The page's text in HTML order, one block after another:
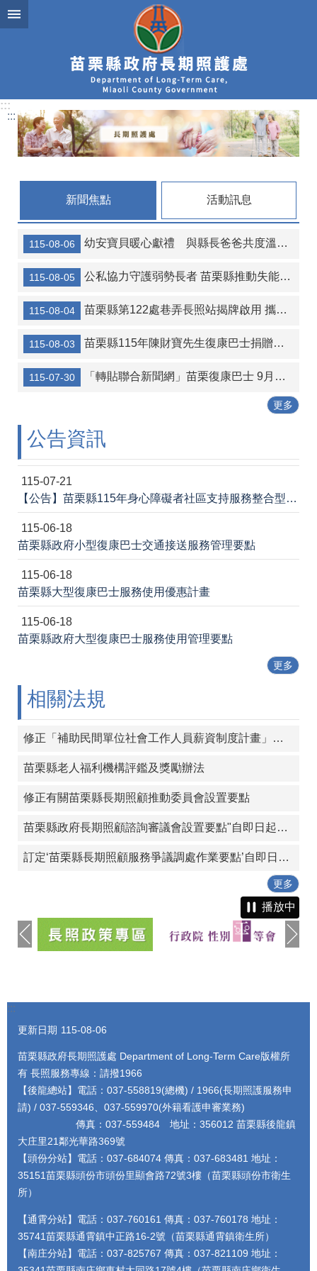
跳到主要內容區塊
:::
:::
新聞焦點 活動訊息
115-08-06 幼安寶貝暖心獻禮 與縣長爸爸共度溫馨父親節
115-08-05 公私協力守護弱勢長者 苗栗縣推動失能安置加碼補助 減輕家庭照顧負擔
115-08-04 苗栗縣第122處巷弄長照站揭牌啟用 攜手打造高齡友善幸福社區
115-08-03 苗栗縣115年陳財寶先生復康巴士捐贈活動
115-07-30 「轉貼聯合新聞網」苗栗復康巴士 9月擬導入AI促進共乘
更多
公告資訊
115-07-21
【公告】苗栗縣115年身心障礙者社區支持服務整合型獎助計畫-身心障礙者多元社區居住與生活服務評鑑案
115-06-18
苗栗縣政府小型復康巴士交通接送服務管理要點
115-06-18
苗栗縣大型復康巴士服務使用優惠計畫
115-06-18
苗栗縣政府大型復康巴士服務使用管理要點
更多
相關法規
修正「補助民間單位社會工作人員薪資制度計畫」，並自113年起實施
苗栗縣老人福利機構評鑑及獎勵辦法
修正有關苗栗縣長期照顧推動委員會設置要點
苗栗縣政府長期照顧諮詢審議會設置要點"自即日起生效"
訂定‘苗栗縣長期照顧服務爭議調處作業要點’自即日起生效。
更多
播放中
:::
更新日期 115-08-06
苗栗縣政府長期照護處 Department of Long-Term Care版權所
有 長照服務專線：請撥1966
【後龍總站】電話：037-558819(總機) / 1966(長期照護服務申
請) / 037-559346、037-559970(外籍看護申審業務)
傳真：037-559484 地址：356012 苗栗縣後龍鎮
大庄里21鄰光華路369號
【頭份分站】電話：037-684074 傳真：037-683481 地址：
35151苗栗縣頭份市頭份里顯會路72號3樓（苗栗縣頭份市衛生
所）
【通霄分站】電話：037-760161 傳真：037-760178 地址：
35741苗栗縣通霄鎮中正路16-2號（苗栗縣通霄鎮衛生所）
【南庄分站】電話：037-825767 傳真：037-821109 地址：